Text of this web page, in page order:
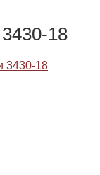
18
3430-18